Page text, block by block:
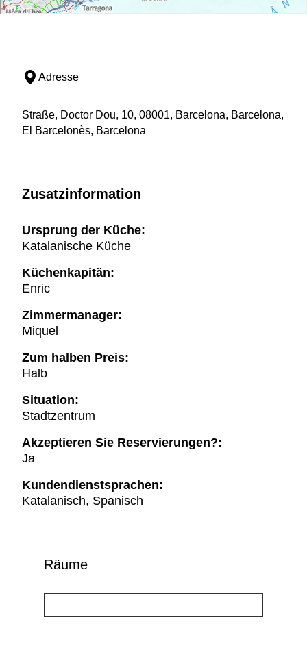
Adresse
Straße, Doctor Dou, 10, 08001, Barcelona, Barcelona,
El Barcelonès, Barcelona
Zusatzinformation
Ursprung der Küche:
Katalanische Küche
Küchenkapitän:
Enric
Zimmermanager:
Miquel
Zum halben Preis:
Halb
Situation:
Stadtzentrum
Akzeptieren Sie Reservierungen?:
Ja
Kundendienstsprachen:
Katalanisch, Spanisch
Räume